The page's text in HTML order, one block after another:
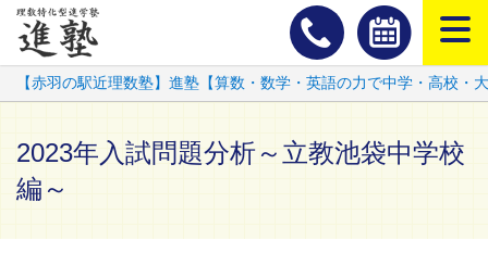
スマート
【赤羽の駅近理数塾】進塾【算数・数学・英語の力で中学・高校・
2023年入試問題分析～立教池袋中学校
編～